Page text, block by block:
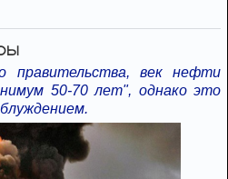
правительства, век нефти
50-70 лет", однако это